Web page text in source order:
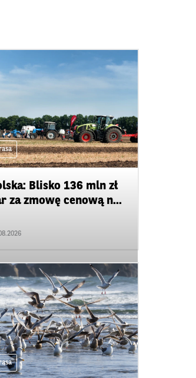
Blisko 136 mln zł
za zmowę cenową n...